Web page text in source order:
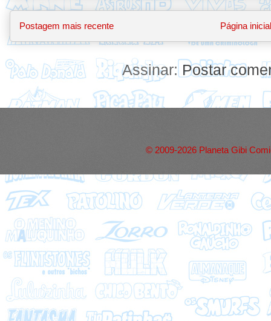
Postagem mais recente Página inicial
Assinar: Postar
© 2009-2026 Planeta Gibi